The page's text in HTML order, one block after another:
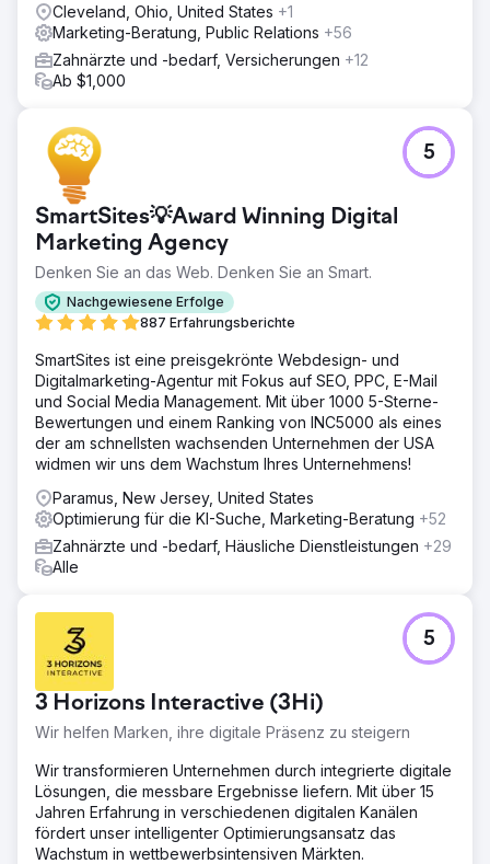
Cleveland, Ohio, United States +1
Marketing-Beratung, Public Relations +56
Zahnärzte und -bedarf, Versicherungen +12
Ab $1,000
SmartSites💡Award Winning Digital
Marketing Agency
Denken Sie an das Web. Denken Sie an Smart.
Nachgewiesene Erfolge
887 Erfahrungsberichte
5
SmartSites ist eine preisgekrönte Webdesign- und
Digitalmarketing-Agentur mit Fokus auf SEO, PPC, E-Mail
und Social Media Management. Mit über 1000 5-Sterne-
Bewertungen und einem Ranking von INC5000 als eines
der am schnellsten wachsenden Unternehmen der USA
widmen wir uns dem Wachstum Ihres Unternehmens!
Paramus, New Jersey, United States
Optimierung für die KI-Suche, Marketing-Beratung +52
Zahnärzte und -bedarf, Häusliche Dienstleistungen +29
Alle
3 Horizons Interactive (3Hi)
Wir helfen Marken, ihre digitale Präsenz zu steigern
5
Wir transformieren Unternehmen durch integrierte digitale
Lösungen, die messbare Ergebnisse liefern. Mit über 15
Jahren Erfahrung in verschiedenen digitalen Kanälen
fördert unser intelligenter Optimierungsansatz das
Wachstum in wettbewerbsintensiven Märkten.